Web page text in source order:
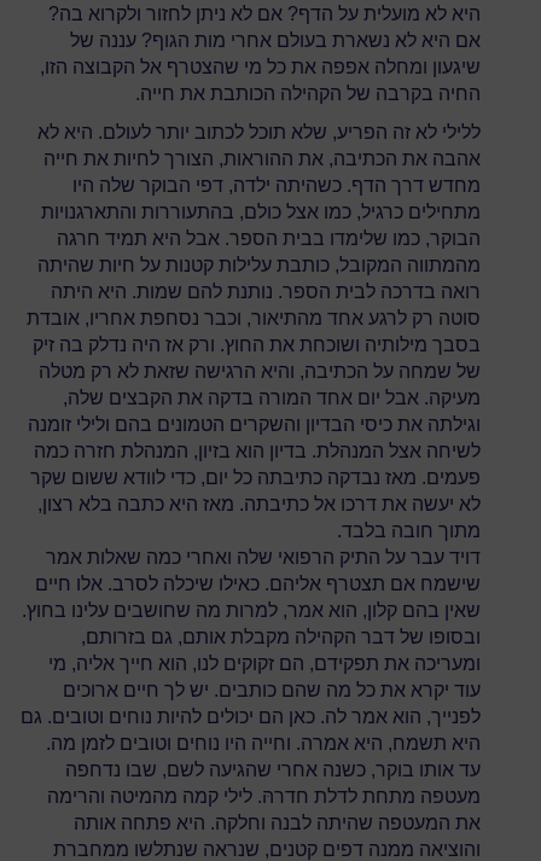
היא לא מועלית על הדף? אם לא ניתן לחזור ולקרוא בה?
אם היא לא נשארת בעולם אחרי מות הגוף? עננה של
שיגעון ומחלה אפפה את כל מי שהצטרף אל הקבוצה הזו,
החיה בקרבה של הקהילה הכותבת את חייה.
ללילי לא זה הפריע, שלא תוכל לכתוב יותר לעולם. היא לא
אהבה את הכתיבה, את ההוראות, הצורך לחיות את חייה
מחדש דרך הדף. כשהיתה ילדה, דפי הבוקר שלה היו
מתחילים כרגיל, כמו אצל כולם, בהתעוררות והתארגנויות
הבוקר, כמו שלימדו בבית הספר. אבל היא תמיד חרגה
מהמתווה המקובל, כותבת עלילות קטנות על חיות שהיתה
רואה בדרכה לבית הספר. נותנת להם שמות. היא היתה
סוטה רק לרגע אחד מהתיאור, וכבר נסחפת אחריו, אובדת
בסבך מילותיה ושוכחת את החוץ. ורק אז היה נדלק בה זיק
של שמחה על הכתיבה, והיא הרגישה שזאת לא רק מטלה
מעיקה. אבל יום אחד המורה בדקה את הקבצים שלה,
וגילתה את כיסי הבדיון והשקרים הטמונים בהם ולילי זומנה
לשיחה אצל המנהלת. בדיון הוא בזיון, המנהלת חזרה כמה
פעמים. מאז נבדקה כתיבתה כל יום, כדי לוודא ששום שקר
לא יעשה את דרכו אל כתיבתה. מאז היא כתבה בלא רצון,
מתוך חובה בלבד.
דויד עבר על התיק הרפואי שלה ואחרי כמה שאלות אמר
שישמח אם תצטרף אליהם. כאילו שיכלה לסרב. אלו חיים
שאין בהם קלון, הוא אמר, למרות מה שחושבים עלינו בחוץ.
ובסופו של דבר הקהילה מקבלת אותם, גם בזרותם,
ומעריכה את תפקידם, הם זקוקים לנו, הוא חייך אליה, מי
עוד יקרא את כל מה שהם כותבים. יש לך חיים ארוכים
לפנייך, הוא אמר לה. כאן הם יכולים להיות נוחים וטובים. גם
היא תשמח, היא אמרה. וחייה היו נוחים וטובים לזמן מה.
עד אותו בוקר, כשנה אחרי שהגיעה לשם, שבו נדחפה
מעטפה מתחת לדלת חדרהּ. לילי קמה מהמיטה והרימה
את המעטפה שהיתה לבנה וחלקה. היא פתחה אותה
והוציאה ממנה דפים קטנים, שנראה שנתלשו ממחברת